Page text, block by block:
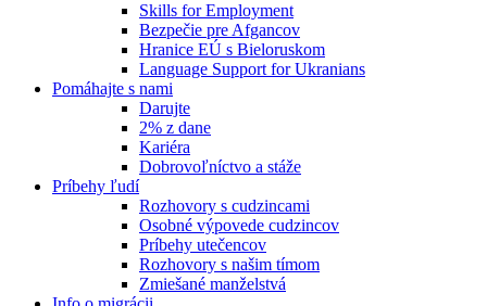
Skills for Employment
Bezpečie pre Afgancov
Hranice EÚ s Bieloruskom
Language Support for Ukranians
Pomáhajte s nami
Darujte
2% z dane
Kariéra
Dobrovoľníctvo a stáže
Príbehy ľudí
Rozhovory s cudzincami
Osobné výpovede cudzincov
Príbehy utečencov
Rozhovory s našim tímom
Zmiešané manželstvá